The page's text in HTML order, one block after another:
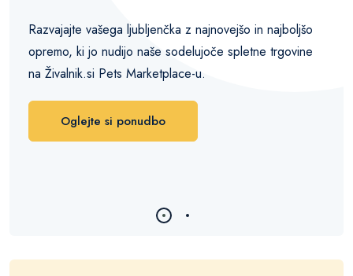
Razvajajte vašega ljubljenčka z najnovejšo in najboljšo
opremo, ki jo nudijo naše sodelujoče spletne trgovine
na Živalnik.si Pets Marketplace-u.
Oglejte si ponudbo